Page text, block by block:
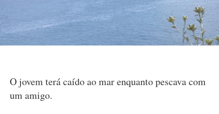
O jovem terá caído ao mar enquanto pescava com
um amigo.